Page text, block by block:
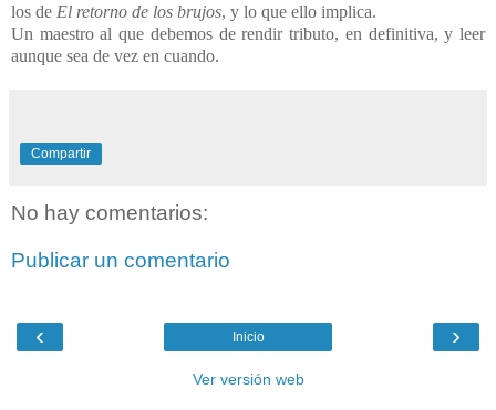
los de El retorno de los brujos, y lo que ello implica.
Un maestro al que debemos de rendir tributo, en definitiva, y leer
aunque sea de vez en cuando.
Compartir
No hay comentarios:
Publicar un comentario
‹ ›
Inicio
Ver versión web